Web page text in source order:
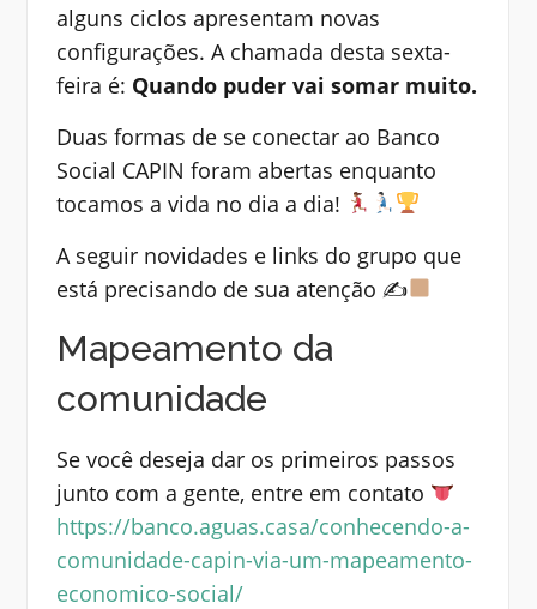
alguns ciclos apresentam novas
configurações. A chamada desta sexta-
feira é: Quando puder vai somar muito.
Duas formas de se conectar ao Banco
Social CAPIN foram abertas enquanto
tocamos a vida no dia a dia!
A seguir novidades e links do grupo que
está precisando de sua atenção ✍
Mapeamento da
comunidade
Se você deseja dar os primeiros passos
junto com a gente, entre em contato
https://banco.aguas.casa/conhecendo-a-
comunidade-capin-via-um-mapeamento-
economico-social/